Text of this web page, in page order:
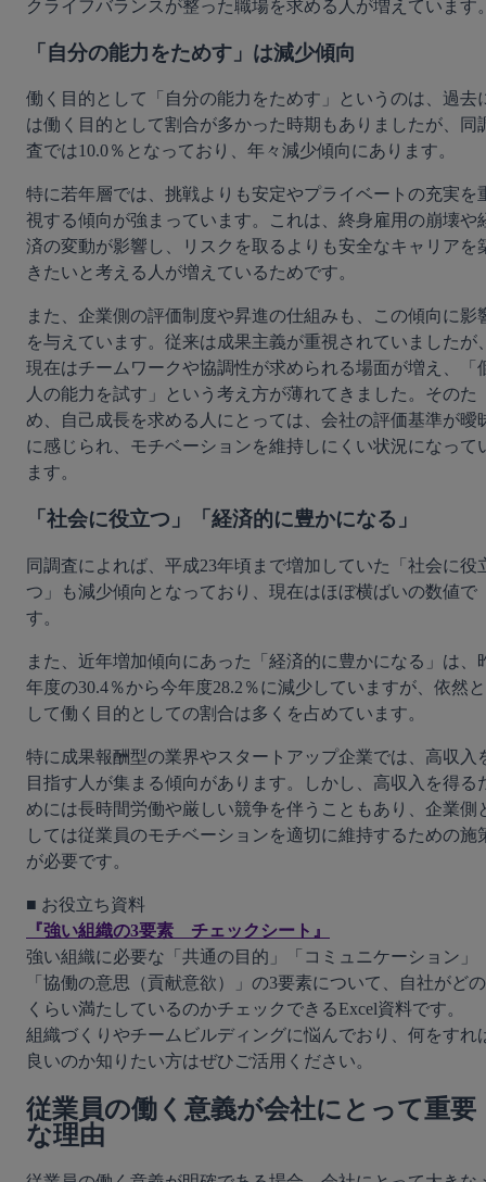
クライフバランスが整った職場を求める人が増えています
「自分の能力をためす」は減少傾向
働く目的として「自分の能力をためす」というのは、過去
は働く目的として割合が多かった時期もありましたが、同
査では10.0％となっており、年々減少傾向にあります。
特に若年層では、挑戦よりも安定やプライベートの充実を
視する傾向が強まっています。これは、終身雇用の崩壊や
済の変動が影響し、リスクを取るよりも安全なキャリアを
きたいと考える人が増えているためです。
また、企業側の評価制度や昇進の仕組みも、この傾向に影
を与えています。従来は成果主義が重視されていましたが
現在はチームワークや協調性が求められる場面が増え、「
人の能力を試す」という考え方が薄れてきました。そのた
め、自己成長を求める人にとっては、会社の評価基準が曖
に感じられ、モチベーションを維持しにくい状況になって
ます。
「社会に役立つ」「経済的に豊かになる」
同調査によれば、平成23年頃まで増加していた「社会に役
つ」も減少傾向となっており、現在はほぼ横ばいの数値で
す。
また、近年増加傾向にあった「経済的に豊かになる」は、
年度の30.4％から今年度28.2％に減少していますが、依然と
して働く目的としての割合は多くを占めています。
特に成果報酬型の業界やスタートアップ企業では、高収入
目指す人が集まる傾向があります。しかし、高収入を得る
めには長時間労働や厳しい競争を伴うこともあり、企業側
しては従業員のモチベーションを適切に維持するための施
が必要です。
『強い組織の3要素　チェックシート』
強い組織に必要な「共通の目的」「コミュニケーション」
「協働の意思（貢献意欲）」の3要素について、自社がどの
くらい満たしているのかチェックできるExcel資料です。
組織づくりやチームビルディングに悩んでおり、何をすれ
従業員の働く意義が会社にとって重要
な理由